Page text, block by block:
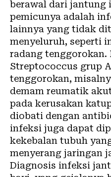
berawal dari jantung
pemicunya adalah
lainnya yang tidak
menyeluruh, seperti
radang
Streptococcus grup
tenggorokan,
demam reumatik
pada kerusakan
diobati dengan
infeksi juga dapat
kekebalan tubuh
menyerang jaringan
Diagnosis infeksi